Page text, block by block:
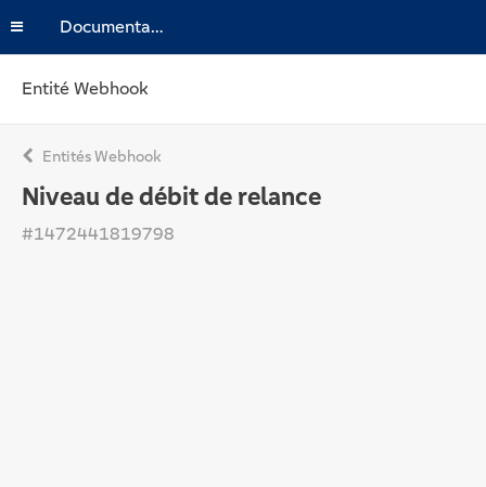
Documentation
Entité Webhook
Entités Webhook
Niveau de débit de relance
#1472441819798